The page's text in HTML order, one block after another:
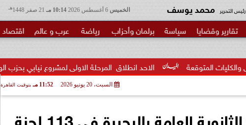
الخميس 10:14 مـ هـ رئيس التحرير محمد يوسف
تقارير وقضايا سياسة برلمان وأحزاب رياضة عرب و عالم اقتصاد
الاحد انطلاق  المرحلة الاولى لمشروع نيابي بحزب الوعي لتأهيل...
السبت، 20 يونيو 2026 11:52 مـ بتوقيت القاهرة